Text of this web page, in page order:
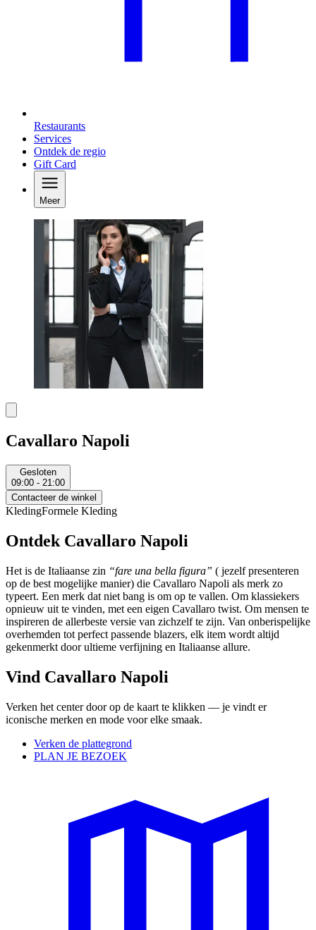
Restaurants
Services
Ontdek de regio
Gift Card
Meer
Cavallaro Napoli
Gesloten
09:00 - 21:00
Contacteer de winkel
KledingFormele Kleding
Ontdek Cavallaro Napoli
Het is de Italiaanse zin “fare una bella figura” ( jezelf presenteren
op de best mogelijke manier) die Cavallaro Napoli als merk zo
typeert. Een merk dat niet bang is om op te vallen. Om klassiekers
opnieuw uit te vinden, met een eigen Cavallaro twist. Om mensen te
inspireren de allerbeste versie van zichzelf te zijn. Van onberispelijke
overhemden tot perfect passende blazers, elk item wordt altijd
gekenmerkt door ultieme verfijning en Italiaanse allure.
Vind Cavallaro Napoli
Verken het center door op de kaart te klikken — je vindt er
iconische merken en mode voor elke smaak.
Verken de plattegrond
PLAN JE BEZOEK